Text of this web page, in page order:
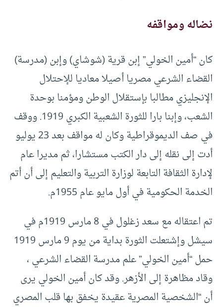
نضاله ومواقفه
كان “أمين الخولي” إبن قرية (شوشاي) وإبن (مدرسة)
القضاء الشرعي مصريا أصيلا معاديا للإحتلال
الإنجليزي مطالبا بإستقلال الوطن ومؤمنا بوحدة
الشعب، وإبنا بارا للثورة الشعبية الكبري 1919. ووقف
في صف الديموقراطية وكان له مواقف بعد 23 يوليو
أدت إلى نقله إلى دار الكتب مستشارا، ثم مديرا عام
لإدارة الثقافة التابعة لوزارة التربية والتعليم إلى أن أتم
الخدمة الحكومية في أول مايو عام 1955م.
تم اعتقاله مع سعد زغلول في 8 مارس 1919م في
سيشل وإشتعلت الثورة بداية من يوم 9 مارس 1919
حمل “أمين الخولي” علم مدرسة القضاء الشرعي ،
وقاد مظاهرة إلى الأزهر. وقد كان أمين الخولي يرى
أن “الشخصية المصرية عقيدة يخفق بها قلب المصري